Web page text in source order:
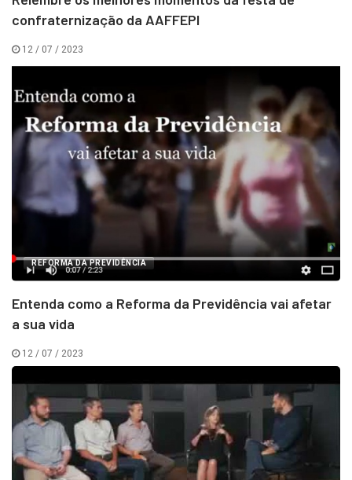
confraternização da AAFFEPI
12 / 07 / 2023
REFORMA DA PREVIDÊNCIA
Entenda como a Reforma da Previdência vai afetar
a sua vida
12 / 07 / 2023